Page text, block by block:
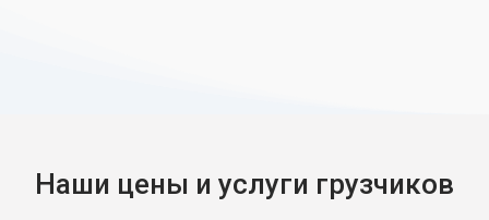
Наши цены и услуги грузчиков